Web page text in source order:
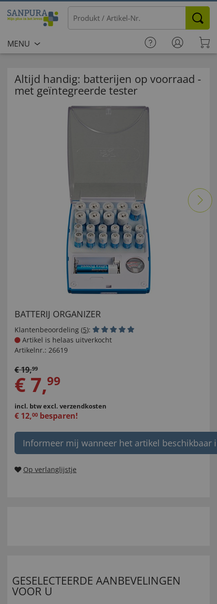
MENU
Altijd handig: batterijen op voorraad -
met geïntegreerde tester
BATTERIJ ORGANIZER
Klantenbeoordeling (5):
Artikel is helaas uitverkocht
Artikelnr.: 26619
€19,99
€ 7,99
incl. btwexcl. verzendkosten
€ 12,00 besparen!
Informeer mij wanneer het artikel beschikbaar
Op verlanglijstje
GESELECTEERDE AANBEVELINGEN
VOOR U